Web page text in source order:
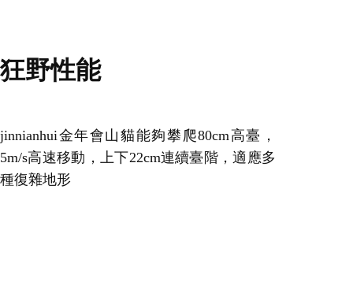
狂野性能
jinnianhui金年會山貓能夠攀爬80cm高臺，
5m/s高速移動，上下22cm連續臺階，適應多
種復雜地形